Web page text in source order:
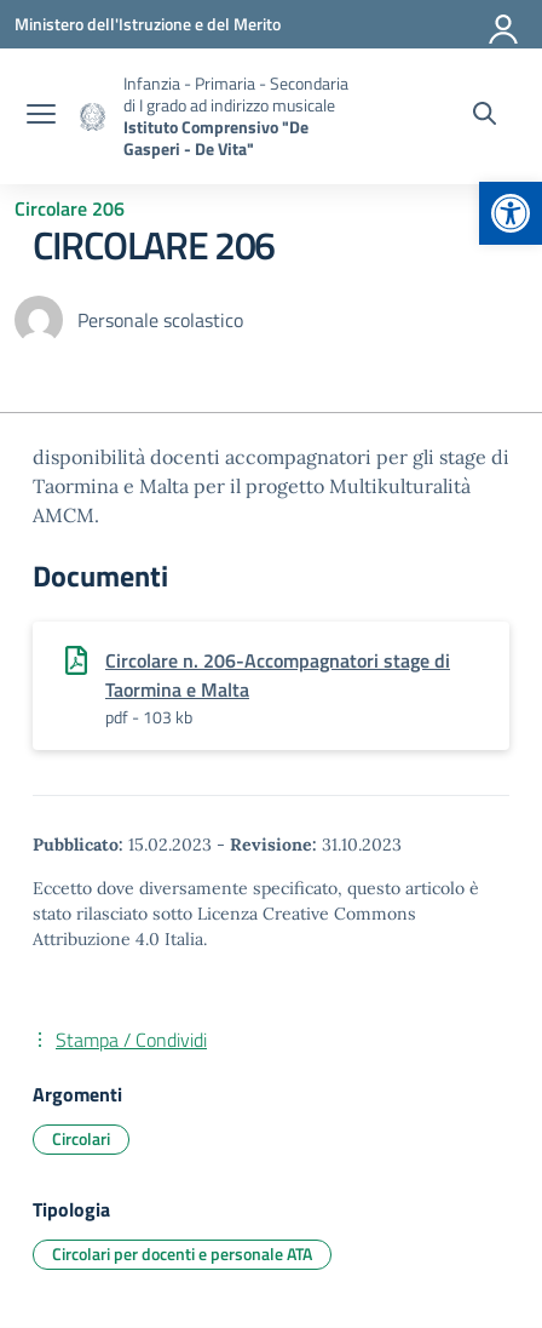
Vai ai contenuti
Vai al menu di navigazione
Vai al footer
Ministero dell'Istruzione e del Merito
Infanzia - Primaria - Secondaria
di I grado ad indirizzo musicale
Istituto Comprensivo "De
Gasperi - De Vita"
Circolare 206
CIRCOLARE 206
Personale scolastico
disponibilità docenti accompagnatori per gli stage di
Taormina e Malta per il progetto Multikulturalità
AMCM.
Documenti
Circolare n. 206-Accompagnatori stage di
Taormina e Malta
pdf - 103 kb
Pubblicato: 15.02.2023 - Revisione: 31.10.2023
Eccetto dove diversamente specificato, questo articolo è
stato rilasciato sotto Licenza Creative Commons
Attribuzione 4.0 Italia.
Stampa / Condividi
Argomenti
Circolari
Tipologia
Circolari per docenti e personale ATA